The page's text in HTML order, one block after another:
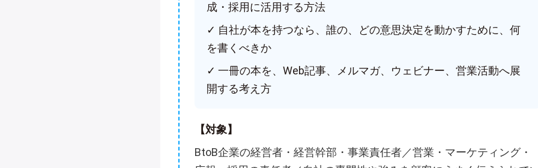
成・採用に活用する方法
✓ 自社が本を持つなら、誰の、どの意思決定を動かすために、何
を書くべきか
✓ 一冊の本を、Web記事、メルマガ、ウェビナー、営業活動へ展
開する考え方
【対象】
BtoB企業の経営者・経営幹部・事業責任者／営業・マーケティング・